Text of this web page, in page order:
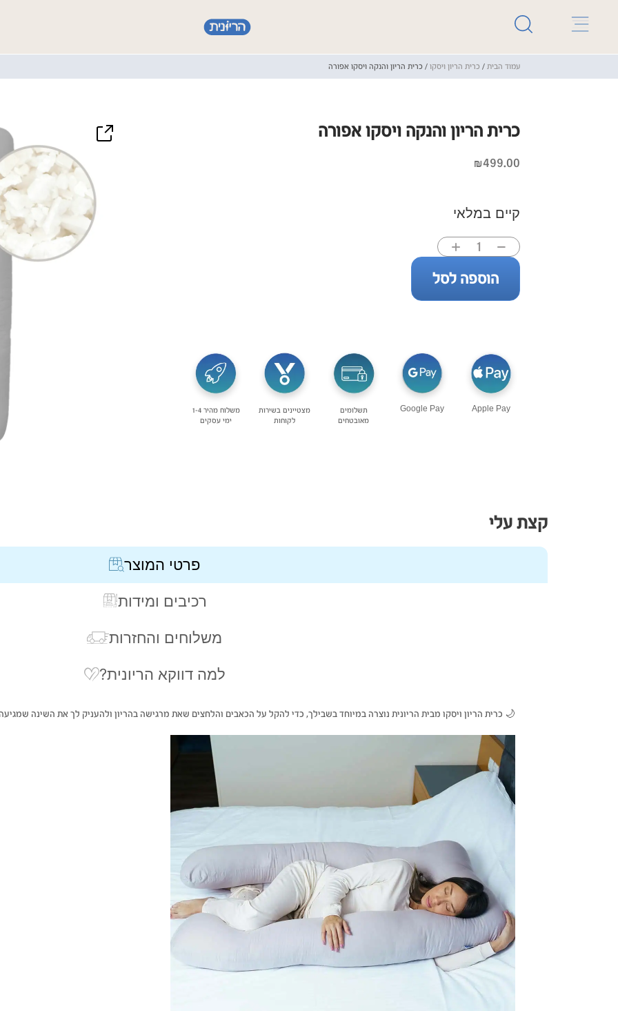
עמוד הבית / כרית הריון ויסקו / כרית הריון והנקה ויסקו אפורה
כרית הריון והנקה ויסקו אפורה
₪499.00
קיים במלאי
הוספה לסל
Apple Pay
Google Pay
תשלומים
מאובטחים
מצטיינים בשירות
לקוחות
משלוח מהיר 1-4
ימי עסקים
קצת עלי
פרטי המוצר
רכיבים ומידות
משלוחים והחזרות
למה דווקא הריונית?
🌙 כרית הריון ויסקו מבית הריונית נוצרה במיוחד בשבילך, כדי להקל על הכאבים והלחצים שאת מרגישה בהריון ולהעניק לך את השינה